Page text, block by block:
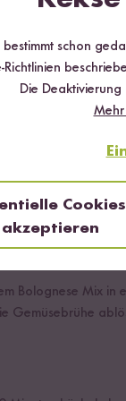
fein
Bolognese Mix
Gemüsebrühe
bestimmt schon
Richtlinien
Die
Cookies
akzeptieren